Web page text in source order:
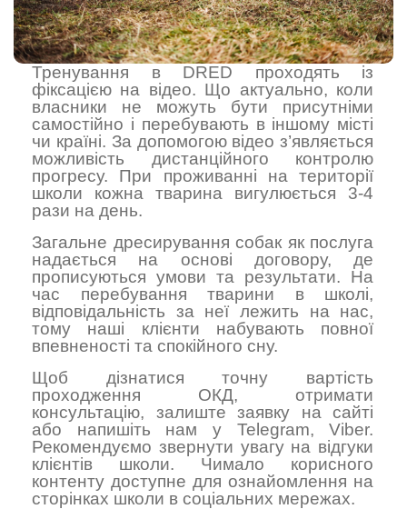
Тренування в DRED проходять із
фіксацією на відео. Що актуально, коли
власники не можуть бути присутніми
самостійно і перебувають в іншому місті
чи країні. За допомогою відео з’являється
можливість дистанційного контролю
прогресу. При проживанні на території
школи кожна тварина вигулюється 3-4
рази на день.
Загальне дресирування собак як послуга
надається на основі договору, де
прописуються умови та результати. На
час перебування тварини в школі,
відповідальність за неї лежить на нас,
тому наші клієнти набувають повної
впевненості та спокійного сну.
Щоб дізнатися точну вартість
проходження ОКД, отримати
консультацію, залиште заявку на сайті
або напишіть нам у Telegram, Viber.
Рекомендуємо звернути увагу на відгуки
клієнтів школи. Чимало корисного
контенту доступне для ознайомлення на
сторінках школи в соціальних мережах.